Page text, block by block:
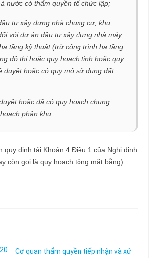
nước có thẩm quyền tổ chức lập;
tư xây dựng nhà chung cư, khu
với dự án đầu tư xây dựng nhà máy,
tầng kỹ thuật (trừ công trình hạ tầng
đô thị hoặc quy hoạch tỉnh hoặc quy
duyệt hoặc có quy mô sử dụng đất
hoặc đã có quy hoạch chung
phân khu.
quy định tải Khoản 4 Điều 1 của Nghị định
còn gọi là quy hoạch tổng mặt bằng).
Cơ quan thẩm quyền tiếp nhận và xử